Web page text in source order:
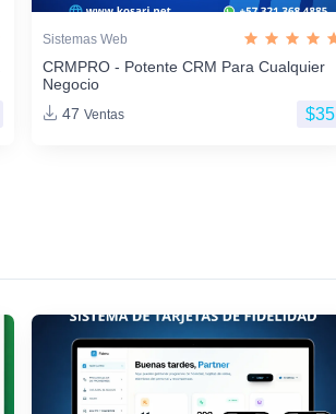
Sistemas Web
CRMPRO - Potente CRM Para Cualquier
Negocio
47 Ventas $35